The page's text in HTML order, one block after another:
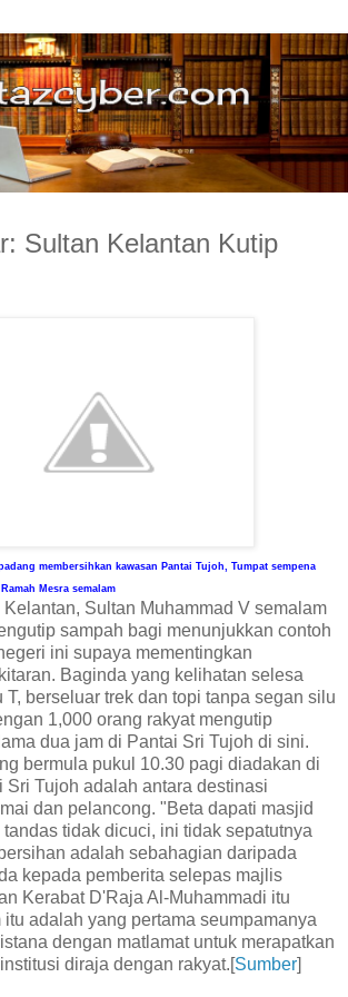
Sultan Kelantan Kutip
membersihkan kawasan Pantai Tujoh, Tumpat sempena
Mesra semalam
Kelantan, Sultan Muhammad V semalam
sampah bagi menunjukkan contoh
ini supaya mementingkan
Baginda yang kelihatan selesa
T, berseluar trek dan topi tanpa segan silu
1,000 orang rakyat mengutip
dua jam di Pantai Sri Tujoh di sini.
bermula pukul 10.30 pagi diadakan di
Sri Tujoh adalah antara destinasi
dan pelancong. "Beta dapati masjid
tidak dicuci, ini tidak sepatutnya
adalah sebahagian daripada
kepada pemberita selepas majlis
Kerabat D'Raja Al-Muhammadi itu
itu adalah yang pertama seumpamanya
dengan matlamat untuk merapatkan
diraja dengan rakyat.[Sumber]